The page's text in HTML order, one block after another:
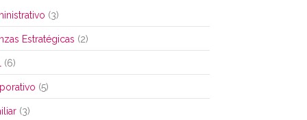
(3)
Estratégicas (2)
(6)
(5)
(3)